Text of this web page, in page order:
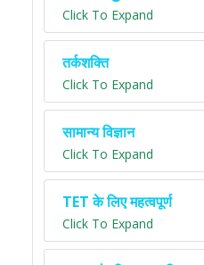
Click To Expand
तर्कशक्ति
Click To Expand
सामान्य विज्ञान
Click To Expand
TET के लिए महत्वपूर्ण
Click To Expand